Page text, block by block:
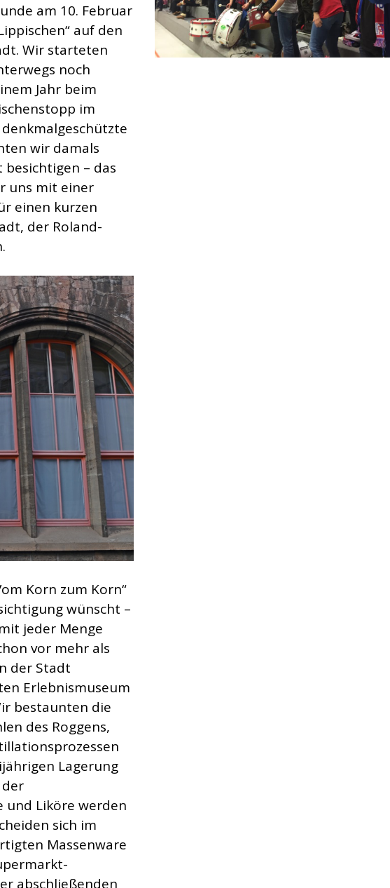
am 10. Februar
auf den
Wir starteten
noch
Jahr beim
im
wir damals
– das
uns mit einer
einen kurzen
der Roland-
Korn zum Korn“
wünscht –
jeder Menge
vor mehr als
der Stadt
Erlebnismuseum
bestaunten die
des Roggens,
Lagerung
der
Liköre werden
sich im
Massenware
abschließenden